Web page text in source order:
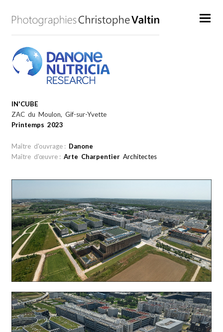
IN'CUBE
ZAC du Moulon, Gif-sur-Yvette
Printemps 2023
Maître d'ouvrage : Danone
Maître d'œuvre : Arte Charpentier Architectes